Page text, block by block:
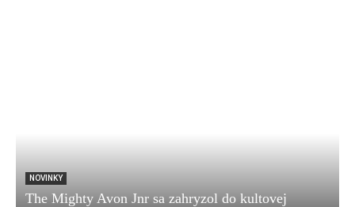
NOVINKY
The Mighty Avon Jnr sa zahryzol do kultovej